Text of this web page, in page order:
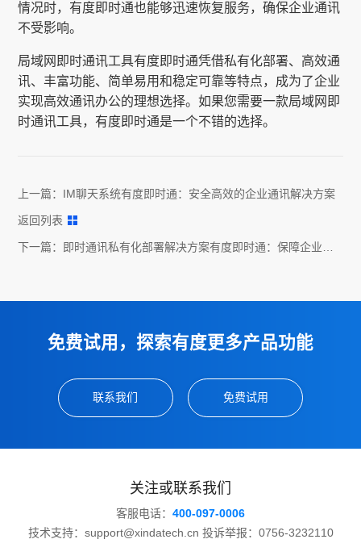
情况时，有度即时通也能够迅速恢复服务，确保企业通讯
不受影响。
局域网即时通讯工具有度即时通凭借私有化部署、高效通
讯、丰富功能、简单易用和稳定可靠等特点，成为了企业
实现高效通讯办公的理想选择。如果您需要一款局域网即
时通讯工具，有度即时通是一个不错的选择。
上一篇： IM聊天系统有度即时通：安全高效的企业通讯解决方案
返回列表
下一篇： 即时通讯私有化部署解决方案有度即时通：保障企业内
免费试用，探索有度更多产品功能
联系我们 免费试用
关注或联系我们
客服电话： 400-097-0006
技术支持：support@xindatech.cn 投诉举报：0756-3232110